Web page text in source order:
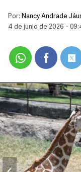
Por: Nancy Andrade
4 de junio de 2026 -